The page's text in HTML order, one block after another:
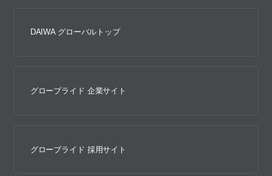
DAIWA グローバルトップ
グローブライド 企業サイト
グローブライド 採用サイト